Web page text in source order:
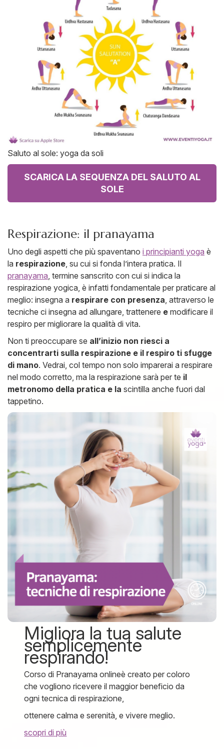
Saluto al sole: yoga da soli
SCARICA LA SEQUENZA DEL SALUTO AL
SOLE
Respirazione: il pranayama
Uno degli aspetti che più spaventano i principianti yoga è
la respirazione , su cui si fonda l’intera pratica. Il
pranayama , termine sanscrito con cui si indica la
respirazione yogica, è infatti fondamentale per praticare al
meglio: insegna a respirare con presenza , attraverso le
tecniche ci insegna ad allungare, trattenere e modificare il
respiro per migliorare la qualità di vita.
Non ti preoccupare se all’inizio non riesci a
concentrarti sulla respirazione e il respiro ti sfugge
di mano. Vedrai, col tempo non solo imparerai a respirare
nel modo corretto, ma la respirazione sarà per te il
metronomo della pratica e la scintilla anche fuori dal
tappetino.
Migliora la tua salute
semplicemente
respirando!
Corso di Pranayama onlineè creato per coloro
che vogliono ricevere il maggior beneficio da
ogni tecnica di respirazione,
ottenere calma e serenità, e vivere meglio.
scopri di più